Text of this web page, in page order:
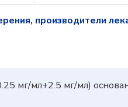
производители
мг/мл+2.5 мг/мл)